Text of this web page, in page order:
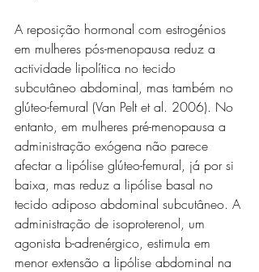
A reposição hormonal com estrogénios
em mulheres pós-menopausa reduz a
actividade lipolítica no tecido
subcutâneo abdominal, mas também no
glúteo-femural (Van Pelt et al. 2006). No
entanto, em mulheres pré-menopausa a
administração exógena não parece
afectar a lipólise glúteo-femural, já por si
baixa, mas reduz a lipólise basal no
tecido adiposo abdominal subcutâneo. A
administração de isoproterenol, um
agonista b-adrenérgico, estimula em
menor extensão a lipólise abdominal na